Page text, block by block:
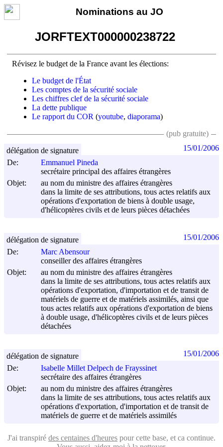
Nominations au JO
JORFTEXT000000238722
Révisez le budget de la France avant les élections:
Le budget de l'État
Les comptes de la sécurité sociale
Les chiffres clef de la sécurité sociale
La dette publique
Le rapport du COR (youtube, diaporama)
(pub gratuite)
De:
Emmanuel Pineda
secrétaire principal des affaires étrangères
Objet:
au nom du ministre des affaires étrangères
dans la limite de ses attributions, tous actes relatifs aux
opérations d'exportation de biens à double usage,
d'hélicoptères civils et de leurs pièces détachées
délégation de signature 15/01/2006
De:
Marc Abensour
conseiller des affaires étrangères
Objet:
au nom du ministre des affaires étrangères
dans la limite de ses attributions, tous actes relatifs aux
opérations d'exportation, d'importation et de transit de
matériels de guerre et de matériels assimilés, ainsi que
tous actes relatifs aux opérations d'exportation de biens
à double usage, d'hélicoptères civils et de leurs pièces
détachées
délégation de signature 15/01/2006
De:
Isabelle Millet Delpech de Frayssinet
secrétaire des affaires étrangères
Objet:
au nom du ministre des affaires étrangères
dans la limite de ses attributions, tous actes relatifs aux
opérations d'exportation, d'importation et de transit de
matériels de guerre et de matériels assimilés
délégation de signature 15/01/2006
J'ai transpiré des centaines d'heures pour cette base, et ca continue.